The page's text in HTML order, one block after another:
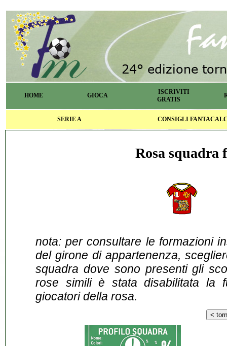
HOME GIOCA
ISCRIVITI
GRATIS
SERIE A CONSIGLI
Rosa squadra
nota: per consultare le formazioni
del girone di appartenenza,
squadra dove sono presenti gli
rose simili è stata disabilitata la
giocatori della rosa.